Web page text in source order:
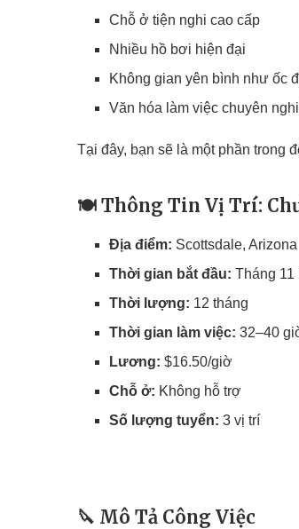
Chỗ ở tiện nghi cao cấp
Nhiều hồ bơi hiện đại
Không gian yên bình như ốc
Văn hóa làm việc chuyên
Tại đây, bạn sẽ là một phần trong
🍽️ Thông Tin Vị Trí:
Địa điểm: Scottsdale, Arizona
Thời gian bắt đầu: Tháng 11
Thời lượng: 12 tháng
Thời gian làm việc: 32–40
Lương: $16.50/giờ
Chỗ ở: Không hỗ trợ
Số lượng tuyển: 3 vị trí
🔪 Mô Tả Công Việc